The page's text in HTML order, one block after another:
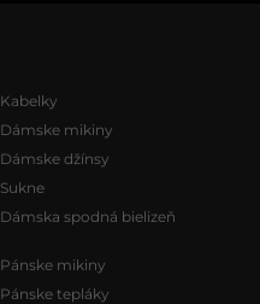
Kabelky
Dámske mikiny
Dámske džínsy
Sukne
Dámska spodná bielizeň
Pánske mikiny
Pánske tepláky